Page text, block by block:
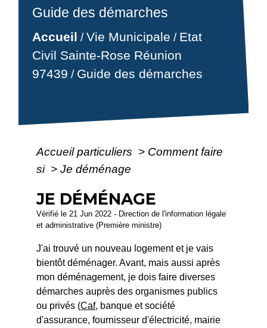
Guide des démarches
Accueil /Vie Municipale / Etat
Civil Sainte-Rose Réunion
97439 / Guide des démarches
Accueil particuliers > Comment faire
si > Je déménage
JE DÉMÉNAGE
Vérifié le 21 Jun 2022 - Direction de l'information légale
et administrative (Première ministre)
J'ai trouvé un nouveau logement et je vais
bientôt déménager. Avant, mais aussi après
mon déménagement, je dois faire diverses
démarches auprès des organismes publics
ou privés (Caf, banque et société
d'assurance, fournisseur d'électricité, mairie